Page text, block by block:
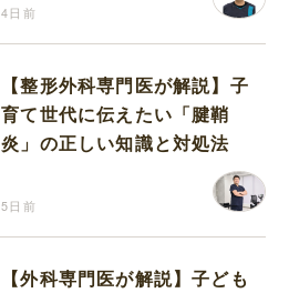
4日前
【整形外科専門医が解説】子
育て世代に伝えたい「腱鞘
炎」の正しい知識と対処法
5日前
【外科専門医が解説】子ども